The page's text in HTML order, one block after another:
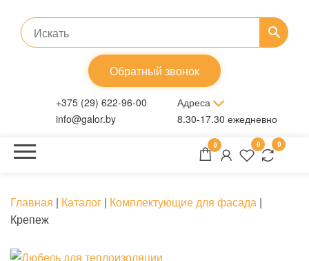
содержимому
Обратный звонок
+375 (29) 622-96-00
info@galor.by
Адреса
8.30-17.30 ежедневно
0 0
Главная | Каталог | Комплектующие для фасада |
Крепеж